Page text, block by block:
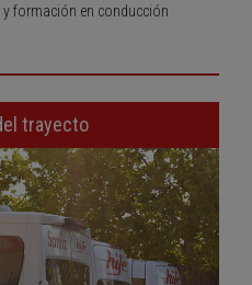
formación en conducción
trayecto